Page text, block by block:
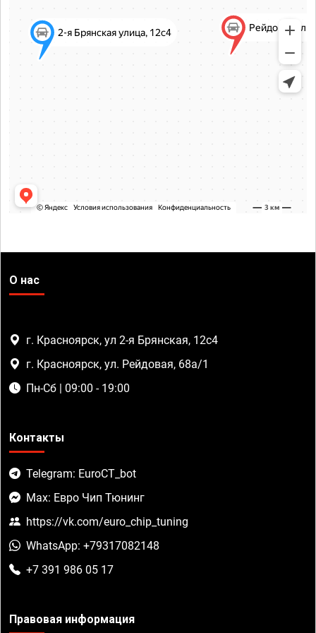
О нас
г. Красноярск, ул 2-я Брянская, 12с4
г. Красноярск, ул. Рейдовая, 68а/1
Пн-Сб | 09:00 - 19:00
Контакты
Telegram: EuroCT_bot
Max: Евро Чип Тюнинг
https://vk.com/euro_chip_tuning
WhatsApp: +79317082148
+7 391 986 05 17
Правовая информация